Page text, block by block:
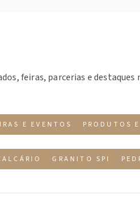
feiras, parcerias e
E EVENTOS PRODUTOS
GRANITO SPI